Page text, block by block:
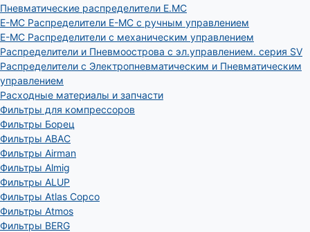
Пневматические распределители E.MC
E-MC Распределители E-MC с ручным управлением
E-MC Распределители с механическим управлением
Распределители и Пневмоострова с эл.управлением. серия SV
Распределители с Электропневматическим и Пневматическим
управлением
Расходные материалы и запчасти
Фильтры для компрессоров
Фильтры Борец
Фильтры ABAC
Фильтры Airman
Фильтры Almig
Фильтры ALUP
Фильтры Atlas Copco
Фильтры Atmos
Фильтры BERG